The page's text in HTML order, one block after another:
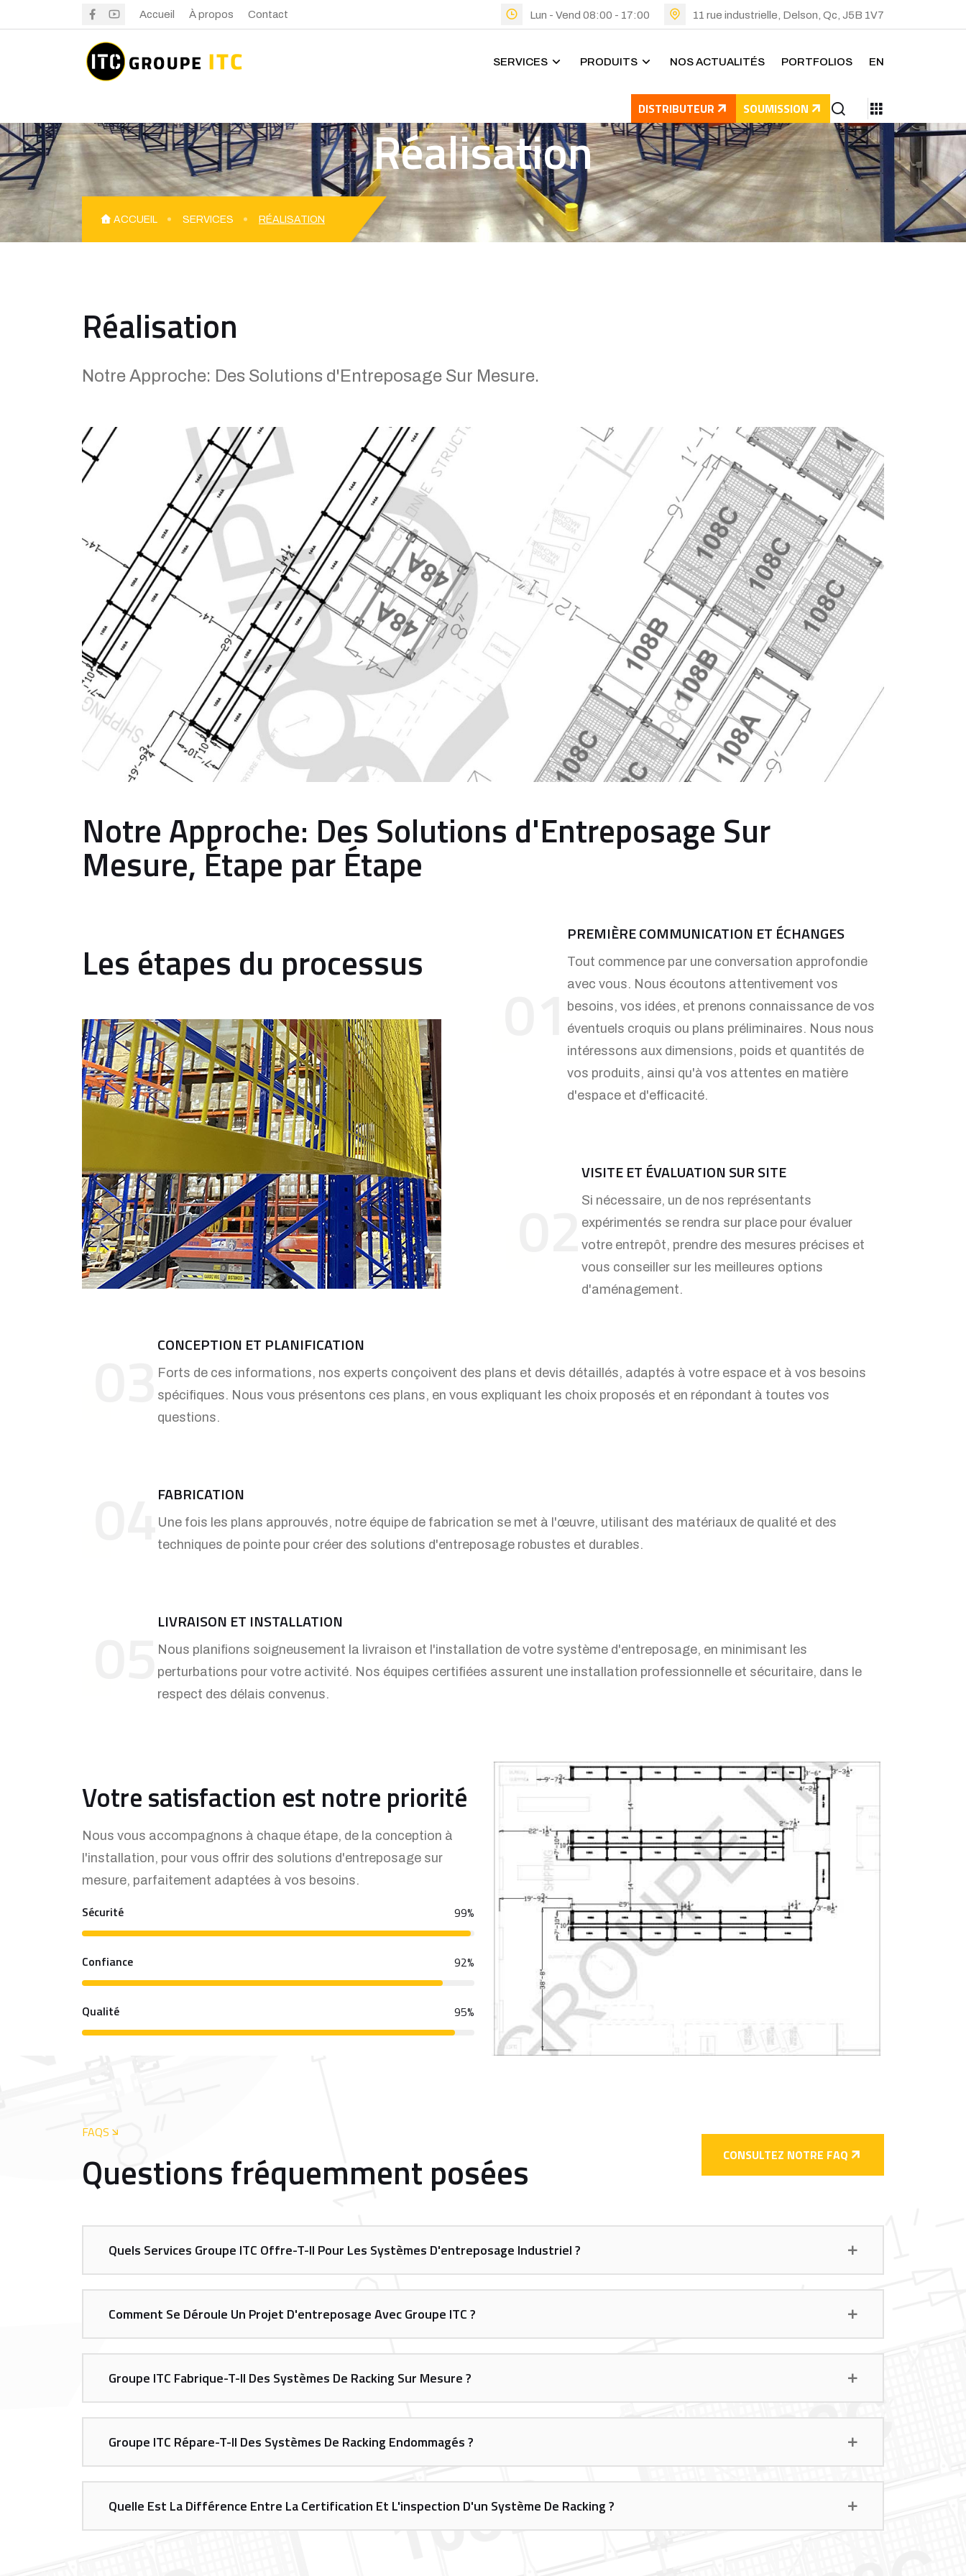
Accueil À propos Contact Lun - Vend 08:00 - 17:00 11 rue industrielle, Delson, Qc, J5B 1V7
SERVICES PRODUITS NOS ACTUALITÉS PORTFOLIOS EN
DISTRIBUTEUR SOUMISSION
Réalisation
ACCUEIL SERVICES RÉALISATION
Réalisation
Notre Approche: Des Solutions d'Entreposage Sur Mesure.
Notre Approche: Des Solutions d'Entreposage Sur
Mesure, Étape par Étape
Les étapes du processus
PREMIÈRE COMMUNICATION ET ÉCHANGES
Tout commence par une conversation approfondie
avec vous. Nous écoutons attentivement vos
besoins, vos idées, et prenons connaissance de vos
éventuels croquis ou plans préliminaires. Nous nous
intéressons aux dimensions, poids et quantités de
vos produits, ainsi qu'à vos attentes en matière
d'espace et d'efficacité.
VISITE ET ÉVALUATION SUR SITE
Si nécessaire, un de nos représentants
expérimentés se rendra sur place pour évaluer
votre entrepôt, prendre des mesures précises et
vous conseiller sur les meilleures options
d'aménagement.
CONCEPTION ET PLANIFICATION
Forts de ces informations, nos experts conçoivent des plans et devis détaillés, adaptés à votre espace et à vos besoins
spécifiques. Nous vous présentons ces plans, en vous expliquant les choix proposés et en répondant à toutes vos
questions.
FABRICATION
Une fois les plans approuvés, notre équipe de fabrication se met à l'œuvre, utilisant des matériaux de qualité et des
techniques de pointe pour créer des solutions d'entreposage robustes et durables.
LIVRAISON ET INSTALLATION
Nous planifions soigneusement la livraison et l'installation de votre système d'entreposage, en minimisant les
perturbations pour votre activité. Nos équipes certifiées assurent une installation professionnelle et sécuritaire, dans le
respect des délais convenus.
Votre satisfaction est notre priorité
Nous vous accompagnons à chaque étape, de la conception à
l'installation, pour vous offrir des solutions d'entreposage sur
mesure, parfaitement adaptées à vos besoins.
Sécurité 99%
Confiance 92%
Qualité 95%
FAQS
Questions fréquemment posées CONSULTEZ NOTRE FAQ
Quels Services Groupe ITC Offre-T-Il Pour Les Systèmes D'entreposage Industriel ?
Comment Se Déroule Un Projet D'entreposage Avec Groupe ITC ?
Groupe ITC Fabrique-T-Il Des Systèmes De Racking Sur Mesure ?
Groupe ITC Répare-T-Il Des Systèmes De Racking Endommagés ?
Quelle Est La Différence Entre La Certification Et L'inspection D'un Système De Racking ?